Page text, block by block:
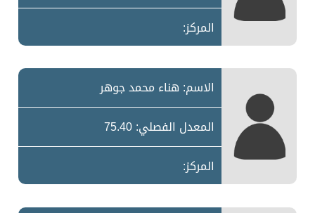
المركز:
الاسم: هناء محمد جوهر
المعدل الفصلي: 75.40
المركز: